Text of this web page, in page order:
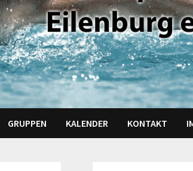
GRUPPEN KALENDER KONTAKT